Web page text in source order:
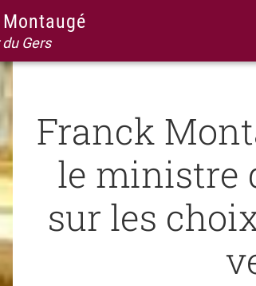
Gers
Franck
le ministre
sur les